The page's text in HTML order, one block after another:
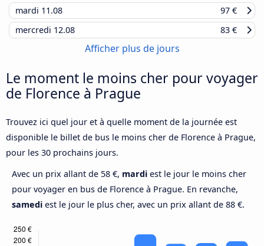
mardi 11.08
97 €
mercredi 12.08 83 €
Afficher plus de jours
Le moment le moins cher pour voyager
de Florence à Prague
Trouvez ici quel jour et à quelle moment de la journée est
disponible le billet de bus le moins cher de Florence à Prague,
pour les 30 prochains jours.
Avec un prix allant de 58 €, mardi est le jour le moins cher
pour voyager en bus de Florence à Prague. En revanche,
samedi est le jour le plus cher, avec un prix allant de 88 €.